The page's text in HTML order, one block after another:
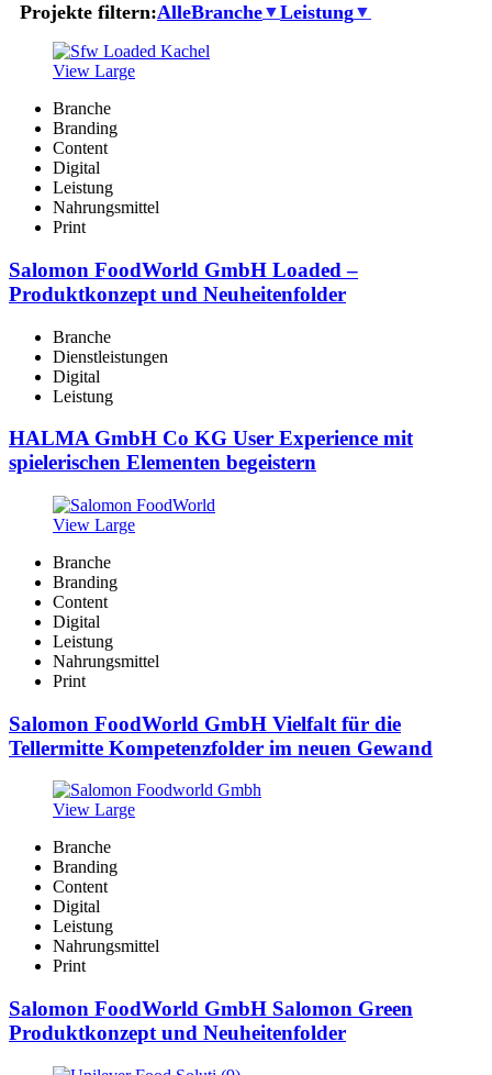
Projekte filtern:AlleBranche▼Leistung▼
View Large
Branche
Branding
Content
Digital
Leistung
Nahrungsmittel
Print
Salomon FoodWorld GmbH Loaded –
Produktkonzept und Neuheitenfolder
Branche
Dienstleistungen
Digital
Leistung
HALMA GmbH Co KG User Experience mit
spielerischen Elementen begeistern
View Large
Branche
Branding
Content
Digital
Leistung
Nahrungsmittel
Print
Salomon FoodWorld GmbH Vielfalt für die
Tellermitte Kompetenzfolder im neuen Gewand
View Large
Branche
Branding
Content
Digital
Leistung
Nahrungsmittel
Print
Salomon FoodWorld GmbH Salomon Green
Produktkonzept und Neuheitenfolder